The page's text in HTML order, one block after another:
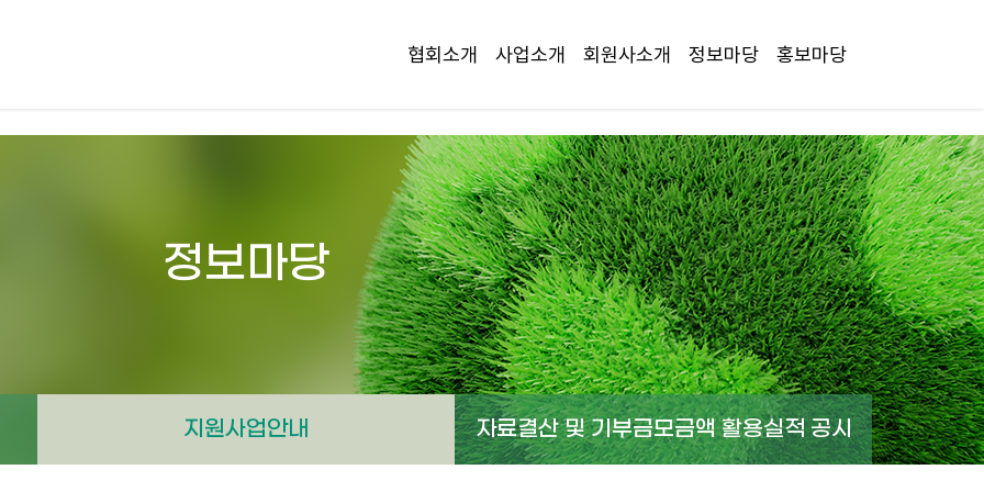
협회소개 사업소개 회원사소개 정보마당 홍보마당
정보마당
지원사업안내 자료결산 및 기부금모금액 활용실적 공시